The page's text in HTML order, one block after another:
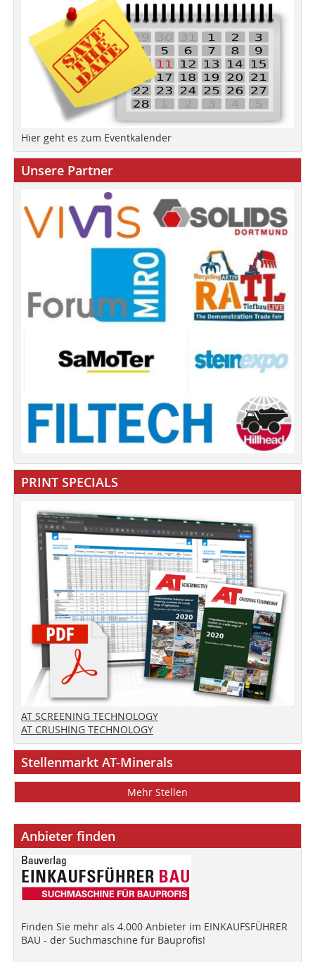
Hier geht es zum Eventkalender
Unsere Partner
PRINT SPECIALS
AT SCREENING TECHNOLOGY
AT CRUSHING TECHNOLOGY
Stellenmarkt AT-Minerals
Mehr Stellen
Anbieter finden
Finden Sie mehr als 4.000 Anbieter im EINKAUFSFÜHRER
BAU - der Suchmaschine für Bauprofis!